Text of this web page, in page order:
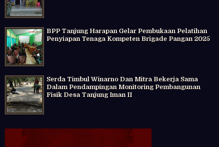
BPP Tanjung Harapan Gelar Pembukaan Pelatihan
Penyiapan Tenaga Kompeten Brigade Pangan 2025
Serda Timbul Winarno Dan Mitra Bekerja Sama
Dalam Pendampingan Monitoring Pembangunan
Fisik Desa Tanjung Iman II